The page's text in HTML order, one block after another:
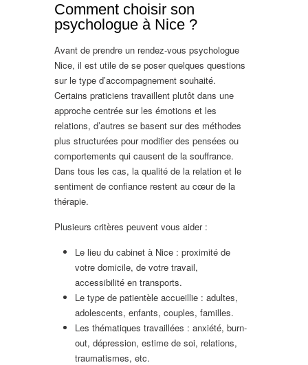
Comment choisir son
psychologue à Nice ?
Avant de prendre un rendez-vous psychologue
Nice, il est utile de se poser quelques questions
sur le type d’accompagnement souhaité.
Certains praticiens travaillent plutôt dans une
approche centrée sur les émotions et les
relations, d’autres se basent sur des méthodes
plus structurées pour modifier des pensées ou
comportements qui causent de la souffrance.
Dans tous les cas, la qualité de la relation et le
sentiment de confiance restent au cœur de la
thérapie.
Plusieurs critères peuvent vous aider :
Le lieu du cabinet à Nice : proximité de
votre domicile, de votre travail,
accessibilité en transports.
Le type de patientèle accueillie : adultes,
adolescents, enfants, couples, familles.
Les thématiques travaillées : anxiété, burn-
out, dépression, estime de soi, relations,
traumatismes, etc.